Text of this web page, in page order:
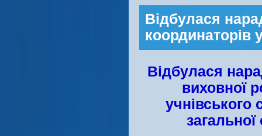
Відбулася
координаторів
Відбулася
виховної
учнівського
загальної